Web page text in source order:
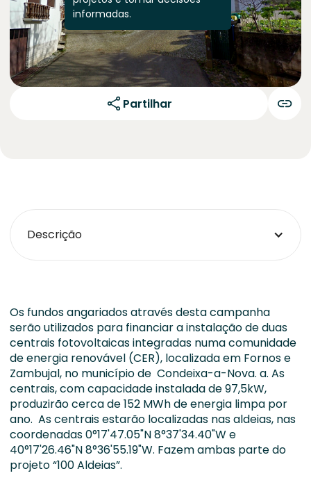
informadas.
Partilhar
Descrição
Os fundos angariados através desta campanha
serão utilizados para financiar a instalação de duas
centrais fotovoltaicas integradas numa comunidade
de energia renovável (CER), localizada em Fornos e
Zambujal, no município de Condeixa-a-Nova. a. As
centrais, com capacidade instalada de 97,5kW,
produzirão cerca de 152 MWh de energia limpa por
ano. As centrais estarão localizadas nas aldeias, nas
coordenadas 0°17'47.05"N 8°37'34.40"W e
40°17'26.46"N 8°36'55.19"W. Fazem ambas parte do
projeto “100 Aldeias”.